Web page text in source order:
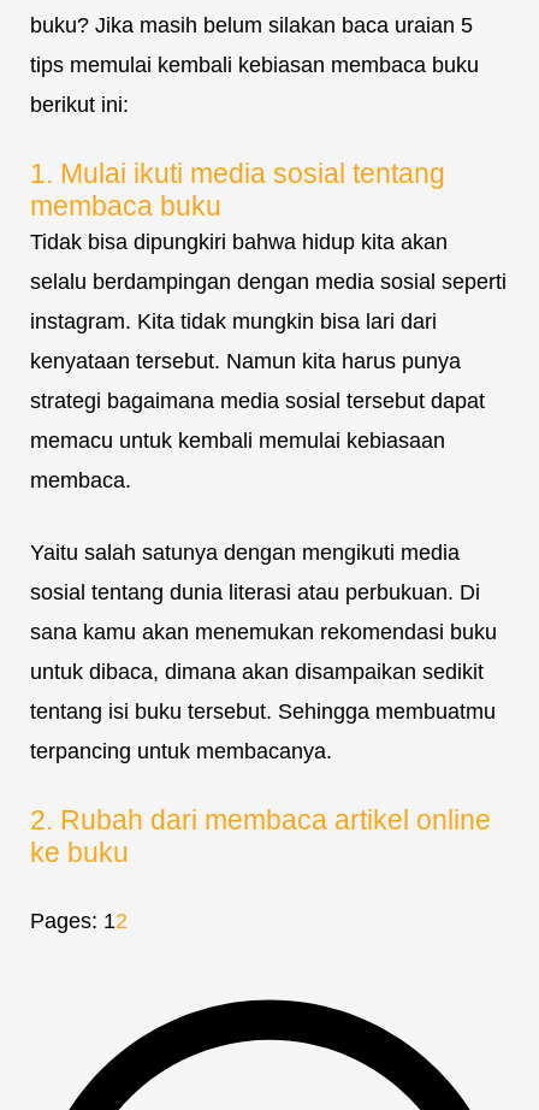
buku? Jika masih belum silakan baca uraian 5
tips memulai kembali kebiasan membaca buku
berikut ini:
1. Mulai ikuti media sosial tentang
membaca buku
Tidak bisa dipungkiri bahwa hidup kita akan
selalu berdampingan dengan media sosial seperti
instagram. Kita tidak mungkin bisa lari dari
kenyataan tersebut. Namun kita harus punya
strategi bagaimana media sosial tersebut dapat
memacu untuk kembali memulai kebiasaan
membaca.
Yaitu salah satunya dengan mengikuti media
sosial tentang dunia literasi atau perbukuan. Di
sana kamu akan menemukan rekomendasi buku
untuk dibaca, dimana akan disampaikan sedikit
tentang isi buku tersebut. Sehingga membuatmu
terpancing untuk membacanya.
2. Rubah dari membaca artikel online
ke buku
Pages: 12